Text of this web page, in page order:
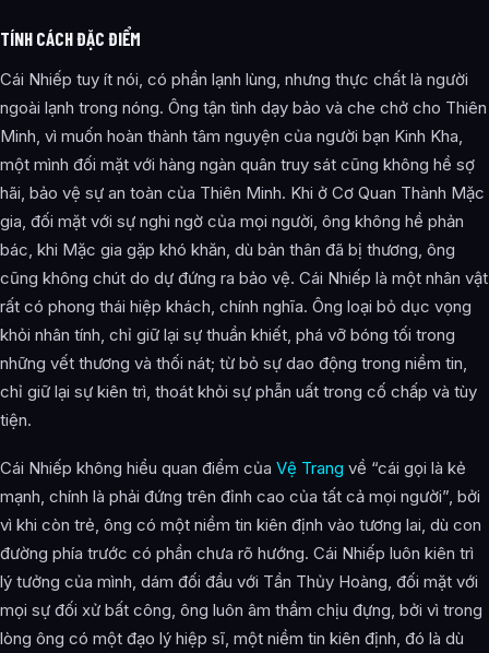
TÍNH CÁCH ĐẶC ĐIỂM
Cái Nhiếp tuy ít nói, có phần lạnh lùng, nhưng thực chất là người
ngoài lạnh trong nóng. Ông tận tình dạy bảo và che chở cho Thiên
Minh, vì muốn hoàn thành tâm nguyện của người bạn Kinh Kha,
một mình đối mặt với hàng ngàn quân truy sát cũng không hề sợ
hãi, bảo vệ sự an toàn của Thiên Minh. Khi ở Cơ Quan Thành Mặc
gia, đối mặt với sự nghi ngờ của mọi người, ông không hề phản
bác, khi Mặc gia gặp khó khăn, dù bản thân đã bị thương, ông
cũng không chút do dự đứng ra bảo vệ. Cái Nhiếp là một nhân vật
rất có phong thái hiệp khách, chính nghĩa. Ông loại bỏ dục vọng
khỏi nhân tính, chỉ giữ lại sự thuần khiết, phá vỡ bóng tối trong
những vết thương và thối nát; từ bỏ sự dao động trong niềm tin,
chỉ giữ lại sự kiên trì, thoát khỏi sự phẫn uất trong cố chấp và tùy
tiện.
Cái Nhiếp không hiểu quan điểm của Vệ Trang về “cái gọi là kẻ
mạnh, chính là phải đứng trên đỉnh cao của tất cả mọi người”, bởi
vì khi còn trẻ, ông có một niềm tin kiên định vào tương lai, dù con
đường phía trước có phần chưa rõ hướng. Cái Nhiếp luôn kiên trì
lý tưởng của mình, dám đối đầu với Tần Thủy Hoàng, đối mặt với
mọi sự đối xử bất công, ông luôn âm thầm chịu đựng, bởi vì trong
lòng ông có một đạo lý hiệp sĩ, một niềm tin kiên định, đó là dù